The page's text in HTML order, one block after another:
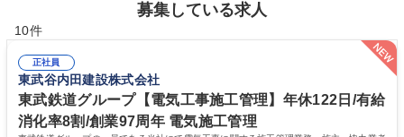
募集している求人
10件
正社員
東武谷内田建設株式会社
東武鉄道グループ【電気工事施工管理】年休122日/有給
消化率8割/創業97周年 電気施工管理